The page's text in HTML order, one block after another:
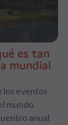
es tan
mundial
los eventos
mundo.
anual